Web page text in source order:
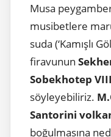
Musa
musibetlere
suda (‘Kamışlı
firavunun
Sobekhotep VIII
söyleyebiliriz.
Santorini
boğulmasına